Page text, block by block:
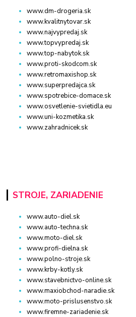
www.dm-drogeria.sk
www.kvalitnytovar.sk
www.najvypredaj.sk
www.topvypredaj.sk
www.top-nabytok.sk
www.proti-skodcom.sk
www.retromaxishop.sk
www.superpredajca.sk
www.spotrebice-domace.sk
www.osvetlenie-svietidla.eu
www.uni-kozmetika.sk
www.zahradnicek.sk
STROJE, ZARIADENIE
www.auto-diel.sk
www.auto-techna.sk
www.moto-diel.sk
www.profi-dielna.sk
www.polno-stroje.sk
www.krby-kotly.sk
www.stavebnictvo-online.sk
www.maxiobchod-naradie.sk
www.moto-prislusenstvo.sk
www.firemne-zariadenie.sk